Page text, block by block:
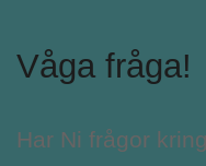
Våga fråga!
Har Ni frågor